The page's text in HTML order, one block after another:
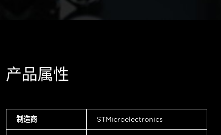
产品属性
制造商 STMicroelectronics